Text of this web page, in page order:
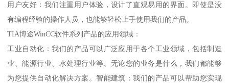
用户友好：我们注重用户体验，设计了直观易用的界面。即使是没
有编程经验的操作人员，也能够轻松上手使用我们的产品。
TIA博途WinCC软件系列产品的应用领域：
工业自动化：我们的产品可以广泛应用于各个工业领域，包括制造
业、能源行业、水处理行业等。无论您的业务是什么，我们都能够
为您提供自动化解决方案。智能建筑：我们的产品可以帮助您实现